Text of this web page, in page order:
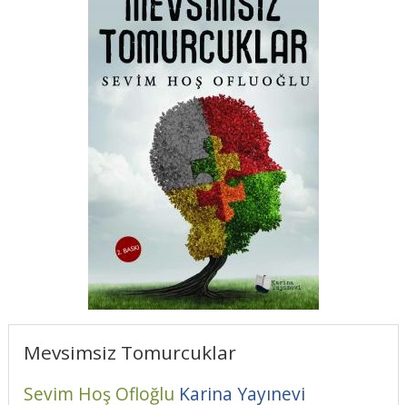
Mevsimsiz Tomurcuklar
Sevim Hoş Ofloğlu Karina Yayınevi